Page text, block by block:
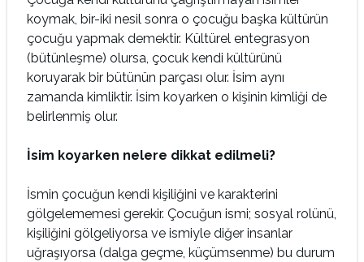
koymak, bir-iki nesil sonra o çocuğu başka kültürün
çocuğu yapmak demektir. Kültürel entegrasyon
(bütünleşme) olursa, çocuk kendi kültürünü
koruyarak bir bütünün parçası olur. İsim aynı
zamanda kimliktir. İsim koyarken o kişinin kimliği de
belirlenmiş olur.
İsim koyarken nelere dikkat edilmeli?
İsmin çocuğun kendi kişiliğini ve karakterini
gölgelememesi gerekir. Çocuğun ismi; sosyal rolünü,
kişiliğini gölgeliyorsa ve ismiyle diğer insanlar
uğraşıyorsa (dalga geçme, küçümsenme) bu durum